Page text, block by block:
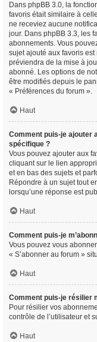
Dans phpBB 3.0, la
favoris était similaire à
ne receviez aucune
jour. Dans phpBB 3.3, les
abonnements. Vous
sujet ajouté aux favoris est
préviendra de la mise à
abonné. Les options de
être modifiés depuis le
« Préférences du forum ».
Haut
Comment puis-je ajouter
spécifique ?
Vous pouvez ajouter aux
cliquant sur le lien
et en bas des sujets et
Répondre à un sujet tout
lorsqu’une réponse est
Haut
Comment puis-je
Vous pouvez vous
« S’abonner au forum »
Haut
Comment puis-je résilier
Pour résilier vos
contrôle de l’utilisateur et
Haut